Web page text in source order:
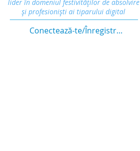
lider în domeniul festivităţilor de absolvire
şi profesionişti ai tiparului digital
Conectează-te/Înregistrează-te